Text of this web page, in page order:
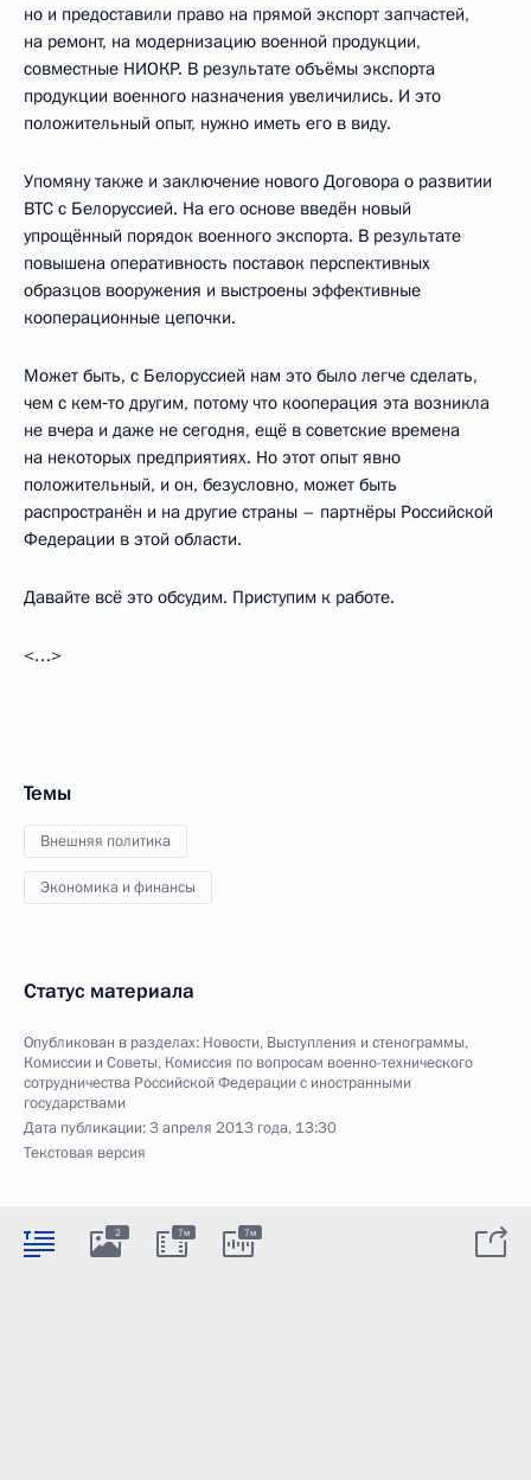
но и предоставили право на прямой экспорт запчастей,
на ремонт, на модернизацию военной продукции,
совместные НИОКР. В результате объёмы экспорта
продукции военного назначения увеличились. И это
положительный опыт, нужно иметь его в виду.
Упомяну также и заключение нового Договора о развитии
ВТС с Белоруссией. На его основе введён новый
упрощённый порядок военного экспорта. В результате
повышена оперативность поставок перспективных
образцов вооружения и выстроены эффективные
кооперационные цепочки.
Может быть, с Белоруссией нам это было легче сделать,
чем с кем‑то другим, потому что кооперация эта возникла
не вчера и даже не сегодня, ещё в советские времена
на некоторых предприятиях. Но этот опыт явно
положительный, и он, безусловно, может быть
распространён и на другие страны – партнёры Российской
Федерации в этой области.
Давайте всё это обсудим. Приступим к работе.
<…>
Темы
Внешняя политика
Экономика и финансы
Статус материала
Опубликован в разделах: Новости, Выступления и стенограммы,
Комиссии и Советы, Комиссия по вопросам военно-технического
сотрудничества Российской Федерации с иностранными
государствами
Дата публикации:3 апреля 2013 года, 13:30
Текстовая версия
2 7м 7м